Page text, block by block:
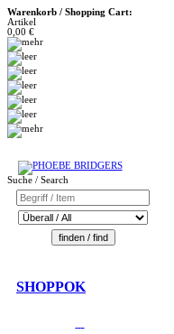
Warenkorb / Shopping Cart:
Artikel
0,00 €
Suche / Search
SHOPPOK